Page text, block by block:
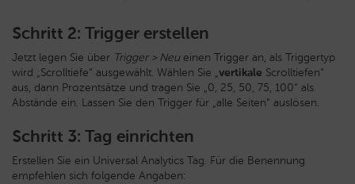
Schritt 2: Trigger erstellen
Jetzt legen Sie über Trigger > Neueinen Trigger an, als Triggertyp
wird „Scrolltiefe“ ausgewählt. Wählen Sie „vertikale Scrolltiefen“
aus, dann Prozentsätze und tragen Sie „0, 25, 50, 75, 100“ als
Abstände ein. Lassen Sie den Trigger für „alle Seiten“ auslösen.
Schritt 3: Tag einrichten
Erstellen Sie ein Universal Analytics Tag. Für die Benennung
empfehlen sich folgende Angaben: